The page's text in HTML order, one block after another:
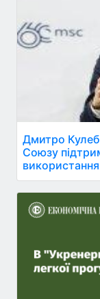
Дмитро
Союзу
використання